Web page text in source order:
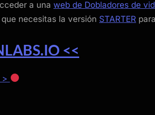
a una web de Dobladores de
necesitas la versión STARTER
<<
>